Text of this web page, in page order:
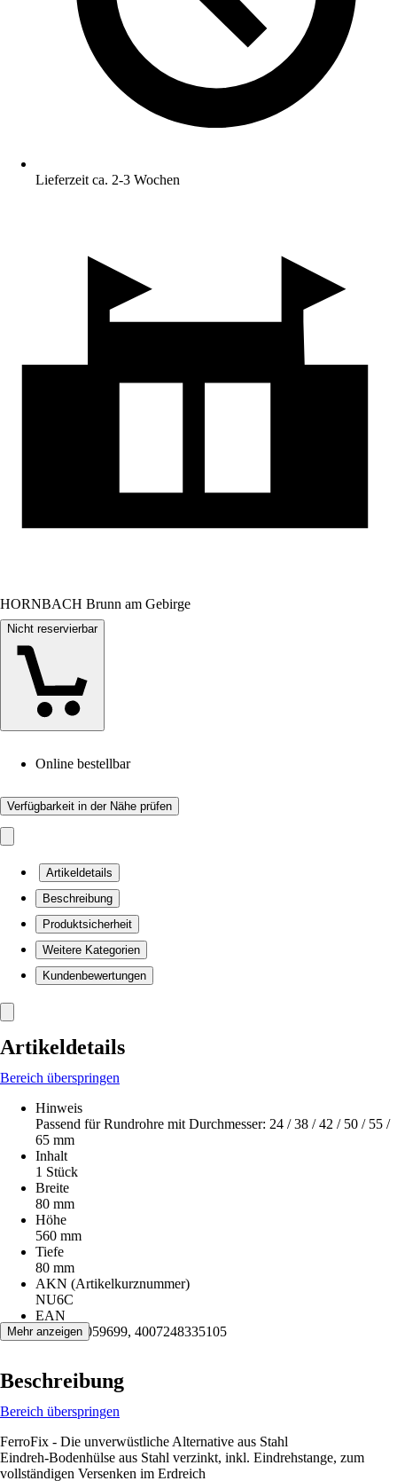
Lieferzeit ca. 2-3 Wochen
HORNBACH Brunn am Gebirge
Nicht reservierbar
Online bestellbar
Verfügbarkeit in der Nähe prüfen
Artikeldetails
Beschreibung
Produktsicherheit
Weitere Kategorien
Kundenbewertungen
Artikeldetails
Bereich überspringen
Hinweis
Passend für Rundrohre mit Durchmesser: 24 / 38 / 42 / 50 / 55 /
65 mm
Inhalt
1 Stück
Breite
80 mm
Höhe
560 mm
Tiefe
80 mm
AKN (Artikelkurznummer)
NU6C
EAN
2007003059699, 4007248335105
Mehr anzeigen
Beschreibung
Bereich überspringen
FerroFix - Die unverwüstliche Alternative aus Stahl
Eindreh-Bodenhülse aus Stahl verzinkt, inkl. Eindrehstange, zum
vollständigen Versenken im Erdreich